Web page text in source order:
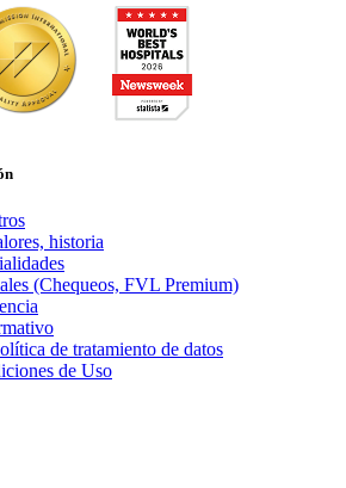
historia
(Chequeos, FVL Premium)
de tratamiento de datos
de Uso